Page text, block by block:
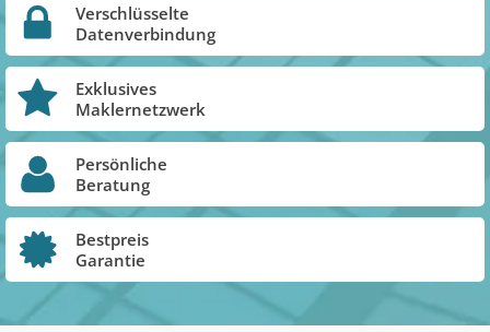
Verschlüsselte
Datenverbindung
Exklusives
Maklernetzwerk
Persönliche
Beratung
Bestpreis
Garantie